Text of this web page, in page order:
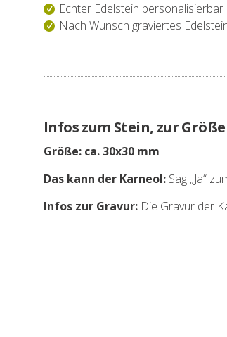
Echter Edelstein
Nach Wunsch graviertes
Infos zum Stein, zur
Größe: ca. 30x30 mm
Das kann der Karneol: Sag „Ja“
Infos zur Gravur: Die Gravur der